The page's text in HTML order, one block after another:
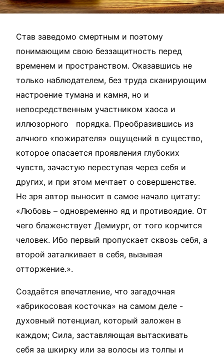
Став заведомо смертным и поэтому
понимающим свою беззащитность перед
временем и пространством. Оказавшись не
только наблюдателем, без труда сканирующим
настроение тумана и камня, но и
непосредственным участником хаоса и
иллюзорного порядка. Преобразившись из
алчного «пожирателя» ощущений в существо,
которое опасается проявления глубоких
чувств, зачастую переступая через себя и
других, и при этом мечтает о совершенстве.
Не зря автор выносит в самое начало цитату:
«Любовь – одновременно яд и противоядие. От
чего блаженствует Демиург, от того корчится
человек. Ибо первый пропускает сквозь себя, а
второй заталкивает в себя, вызывая
отторжение.».
Создаётся впечатление, что загадочная
«абрикосовая косточка» на самом деле -
духовный потенциал, который заложен в
каждом; Сила, заставляющая вытаскивать
себя за шкирку или за волосы из толпы и